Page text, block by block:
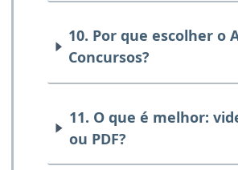
10. Por que escolher o
Concursos?
11. O que é melhor:
ou PDF?